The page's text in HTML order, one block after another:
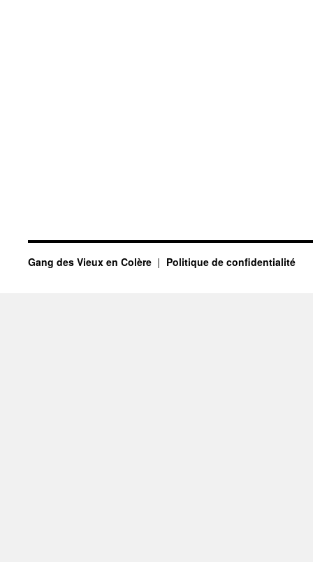
Gang des Vieux en Colère Politique de confidentialité